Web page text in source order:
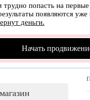
трудно попасть на
появляются
деньги.
Начать